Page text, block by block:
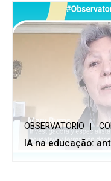
OBSERVATORIO
IA na educação: